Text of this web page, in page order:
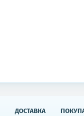
ДОСТАВКА